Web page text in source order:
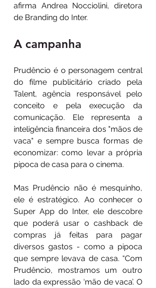
afirma Andrea Nocciolini, diretora
de Branding do Inter.
A campanha
Prudêncio é o personagem central
do filme publicitário criado pela
Talent, agência responsável pelo
conceito e pela execução da
comunicação. Ele representa a
inteligência financeira dos "mãos de
vaca" e sempre busca formas de
economizar: como levar a própria
pipoca de casa para o cinema.
Mas Prudêncio não é mesquinho,
ele é estratégico. Ao conhecer o
Super App do Inter, ele descobre
que poderá usar o cashback de
compras já feitas para pagar
diversos gastos - como a pipoca
que sempre levava de casa. “Com
Prudêncio, mostramos um outro
lado da expressão ‘mão de vaca’. O